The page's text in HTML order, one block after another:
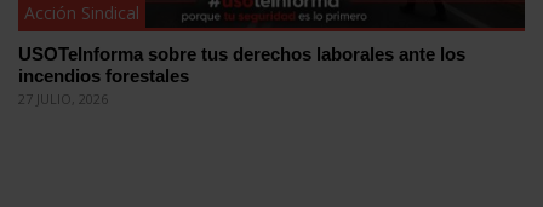
Acción Sindical
USOTeInforma sobre tus derechos laborales ante los
incendios forestales
27 JULIO, 2026